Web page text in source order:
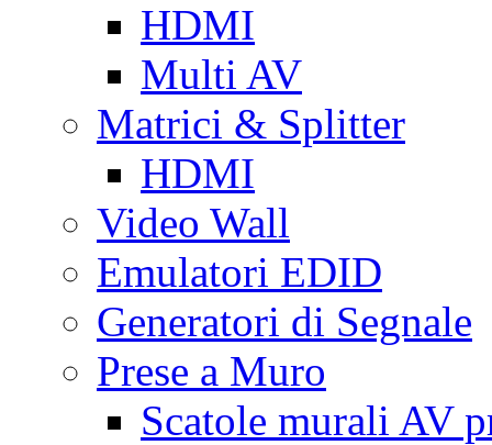
HDMI
Multi AV
Matrici & Splitter
HDMI
Video Wall
Emulatori EDID
Generatori di Segnale
Prese a Muro
Scatole murali AV